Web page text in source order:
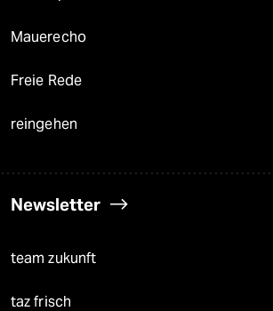
Mauerecho
Freie Rede
reingehen
Newsletter
team zukunft
taz frisch